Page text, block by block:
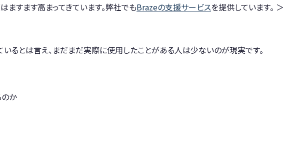
すます高まってきています。弊社でもBrazeの支援サービスを提供しています。
いるとは言え、まだまだ実際に使用したことがある人は少ないのが現実です。
か